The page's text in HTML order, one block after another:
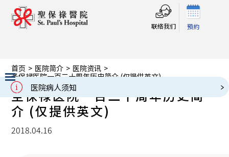
联络我们 預約
医院病人须知
Slide 2 of 3.
首页 > 医院简介 > 医院资讯 >
圣保禄医院一百二十周年历史简介 (仅提供英文)
圣保禄医院一百二十周年历史简
介 (仅提供英文)
2018.04.16